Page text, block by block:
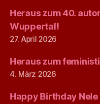
Heraus zum 40.
Wuppertal!
27. April 2026
Heraus zum
4. März 2026
Happy Birthday Nele